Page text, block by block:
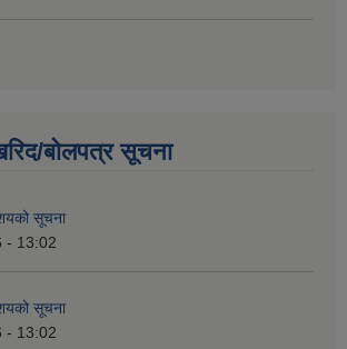
बोलपत्र सूचना
सूचना
- 13:02
सूचना
- 13:02